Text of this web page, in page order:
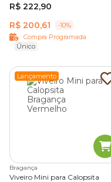
R$ 222,90
R$ 200,61
-10%
Compra Programada
Único
Lançamento
Bragança
Viveiro Mini para Calopsita